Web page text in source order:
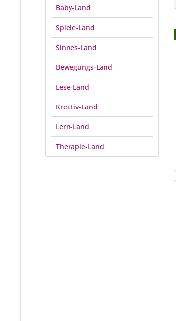
Baby-Land
Spiele-Land
Sinnes-Land
Bewegungs-Land
Lese-Land
Kreativ-Land
Lern-Land
Therapie-Land